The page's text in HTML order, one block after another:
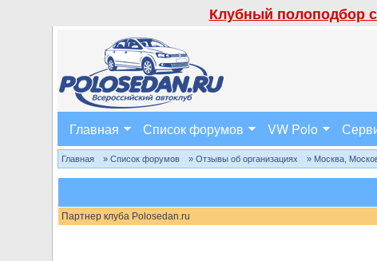
Клубный полоподбор
Главная Список форумов VW Polo
Главная » Список форумов » Отзывы об организациях » Москва,
Партнер клуба Polosedan.ru